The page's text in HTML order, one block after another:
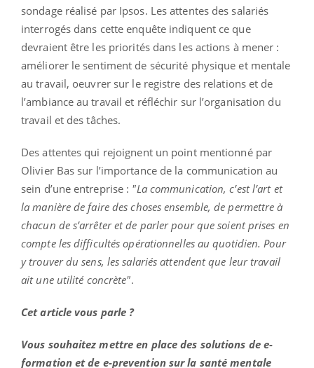
sondage réalisé par Ipsos. Les attentes des salariés
interrogés dans cette enquête indiquent ce que
devraient être les priorités dans les actions à mener :
améliorer le sentiment de sécurité physique et mentale
au travail, oeuvrer sur le registre des relations et de
l’ambiance au travail et réfléchir sur l’organisation du
travail et des tâches.
Des attentes qui rejoignent un point mentionné par
Olivier Bas sur l’importance de la communication au
sein d’une entreprise : "La communication, c’est l’art et
la manière de faire des choses ensemble, de permettre à
chacun de s’arrêter et de parler pour que soient prises en
compte les difficultés opérationnelles au quotidien. Pour
y trouver du sens, les salariés attendent que leur travail
ait une utilité concrète".
Cet article vous parle ?
Vous souhaitez mettre en place des solutions de e-
formation et de e-prevention sur la santé mentale